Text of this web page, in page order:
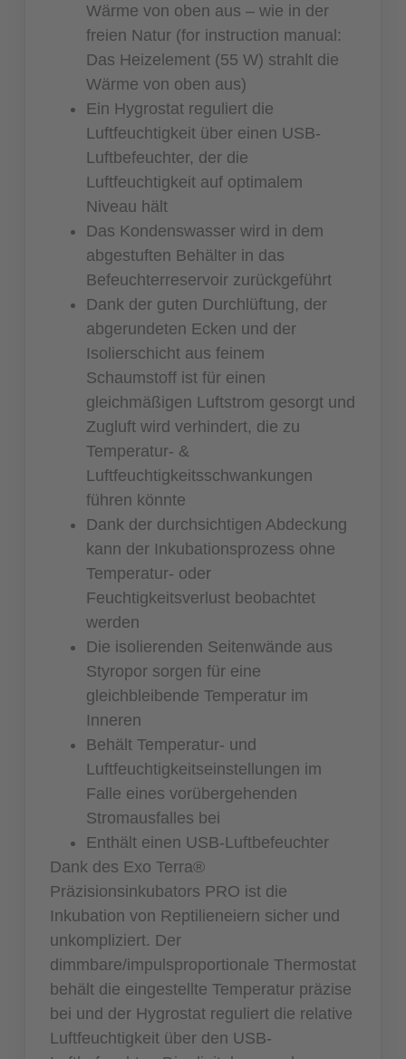
Wärme von oben aus – wie in der
freien Natur (for instruction manual:
Das Heizelement (55 W) strahlt die
Wärme von oben aus)
Ein Hygrostat reguliert die
Luftfeuchtigkeit über einen USB-
Luftbefeuchter, der die
Luftfeuchtigkeit auf optimalem
Niveau hält
Das Kondenswasser wird in dem
abgestuften Behälter in das
Befeuchterreservoir zurückgeführt
Dank der guten Durchlüftung, der
abgerundeten Ecken und der
Isolierschicht aus feinem
Schaumstoff ist für einen
gleichmäßigen Luftstrom gesorgt und
Zugluft wird verhindert, die zu
Temperatur- &
Luftfeuchtigkeitsschwankungen
führen könnte
Dank der durchsichtigen Abdeckung
kann der Inkubationsprozess ohne
Temperatur- oder
Feuchtigkeitsverlust beobachtet
werden
Die isolierenden Seitenwände aus
Styropor sorgen für eine
gleichbleibende Temperatur im
Inneren
Behält Temperatur- und
Luftfeuchtigkeitseinstellungen im
Falle eines vorübergehenden
Stromausfalles bei
Enthält einen USB-Luftbefeuchter
Dank des Exo Terra®
Präzisionsinkubators PRO ist die
Inkubation von Reptilieneiern sicher und
unkompliziert. Der
dimmbare/impulsproportionale Thermostat
behält die eingestellte Temperatur präzise
bei und der Hygrostat reguliert die relative
Luftfeuchtigkeit über den USB-